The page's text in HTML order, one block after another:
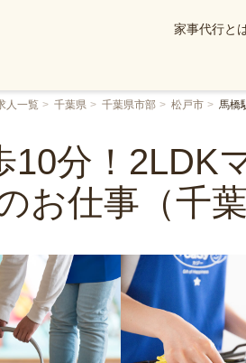
家事代行と
人一覧 千葉県 千葉県市部 松戸市 馬橋
10分！2LDK
お仕事（千